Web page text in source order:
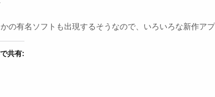
の有名ソフトも出現するそうなので、いろいろな新作ア
共有: